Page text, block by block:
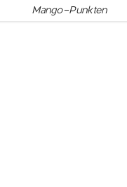
Mango-Punkten